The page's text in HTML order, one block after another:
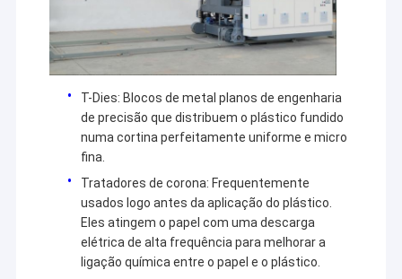
Máquina de revestimento da extrusão
máquina de revestimento de papel
O dobro tomou partido máquina de estratificação
Peças da máquina da laminação
T-Dies: Blocos de metal planos de engenharia
de precisão que distribuem o plástico fundido
numa cortina perfeitamente uniforme e micro
fina.
Tratadores de corona: Frequentemente
usados logo antes da aplicação do plástico.
Eles atingem o papel com uma descarga
elétrica de alta frequência para melhorar a
ligação química entre o papel e o plástico.
melhor através de soluções mais inteligentes, eficientes
e confiáveis.